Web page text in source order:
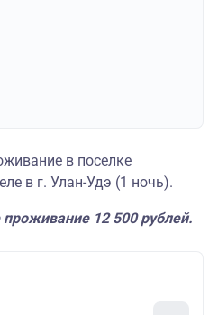
в поселке
в г. Улан-Удэ (1 ночь).
12 500 рублей.